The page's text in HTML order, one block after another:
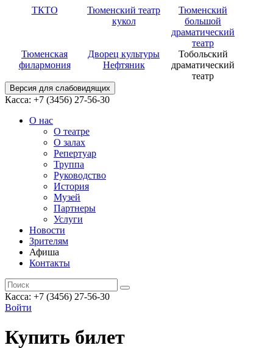
ТКТО
Тюменский театр
кукол
Тюменский
большой
драматический
театр
Тюменская
филармония
Дворец культуры
Нефтяник
Тобольский
драматический
театр
Версия для слабовидящих
Касса: +7 (3456) 27-56-30
О нас
О театре
О залах
Репертуар
Труппа
Руководство
История
Музей
Партнеры
Услуги
Новости
Зрителям
Афиша
Контакты
Касса: +7 (3456) 27-56-30
Войти
Купить билет